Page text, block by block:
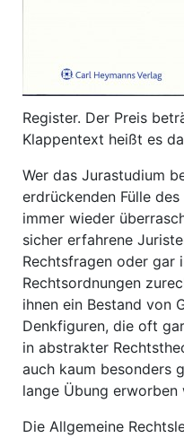
Register. Der Preis
Klappentext heißt es
Wer das Jurastudium
erdrückenden Fülle
immer wieder
sicher erfahrene
Rechtsfragen oder gar
Rechtsordnungen
ihnen ein Bestand von
Denkfiguren, die oft
in abstrakter
auch kaum besonders
lange Übung erworben
Die Allgemeine